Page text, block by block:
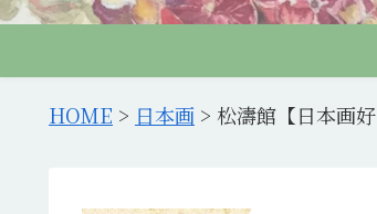
HOME > 日本画 > 松濤館【日本画